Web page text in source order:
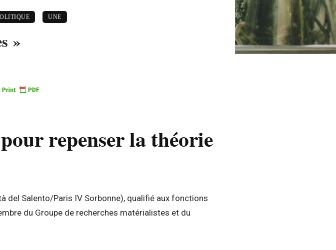
UNE
»
repenser la théorie
del Salento/Paris IV Sorbonne), qualifié aux fonctions
du Groupe de recherches matérialistes et du